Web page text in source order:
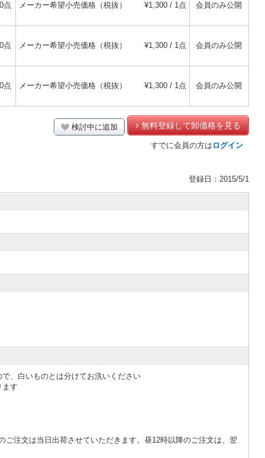
点 メーカー希望小売価格（税抜） ¥1,300 / 1点 会員のみ公開
点 メーカー希望小売価格（税抜） ¥1,300 / 1点 会員のみ公開
点 メーカー希望小売価格（税抜） ¥1,300 / 1点 会員のみ公開
検討中に追加 無料登録して卸価格を見る
すでに会員の方は ログイン
登録日：2015/5/1
、白いものとは分けてお洗いください
ます
ご注文は当日出荷させていただきます。昼12時以降のご注文は、翌